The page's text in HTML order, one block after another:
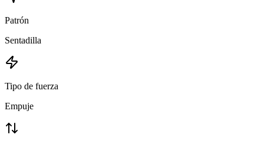
Patrón
Sentadilla
Tipo de fuerza
Empuje